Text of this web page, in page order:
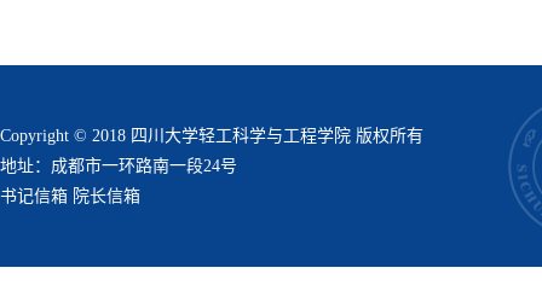
Copyright © 2018 四川大学轻工科学与工程学院 版权所有
地址：成都市一环路南一段24号
书记信箱 院长信箱